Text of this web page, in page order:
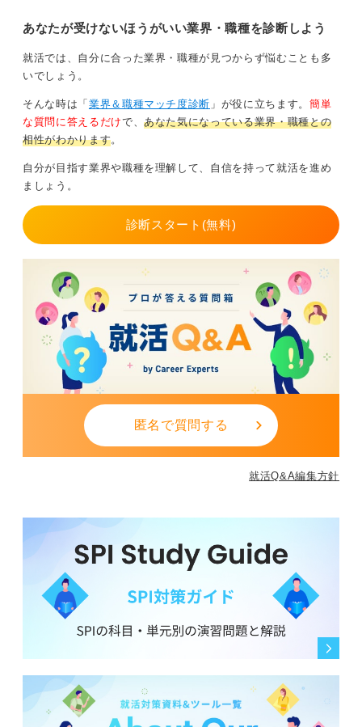
商品などを介した間接的なサポートでも自分が満たされ
ポートをしたいのか、どちらが自分に合っているのかを
把握する必要があります。
直接支援か間接支援なのか？ やりがいを感じるポイ
ントを明確にしよう
「人をサポートする仕事にはどのような職種があるの
か」と聞かれたら、私は「すべて」と答えます。そこで
求められる資質や能力も多種多様です。
たとえば、食事を作るという話一つとっても、それが農
棄物処理なのか、その後に続く仕事はさまざまありま
す。
どのようなところで自分がやりがいを感じるのか、たと
えば商品などを介して多くの人を間接的に支援すること
に満足感を得るのか、それとも直接対面で、「このご飯
美味しいね、ありがとう」と言ってもらいたいのかな
ど、そういった点を考えると良いでしょう。
あなたが受けないほうがいい業界・職種を診断しよう
就活では、自分に合った業界・職種が見つからず悩むことも多
いでしょう。
そんな時は「 業界＆職種マッチ度診断 」が役に立ちます。 簡単
な質問に答えるだけで、あなた気になっている業界・職種との
相性がわかります。
自分が目指す業界や職種を理解して、自信を持って就活を進め
ましょう。
診断スタート(無料)
匿名で質問する
就活Q&A編集方針